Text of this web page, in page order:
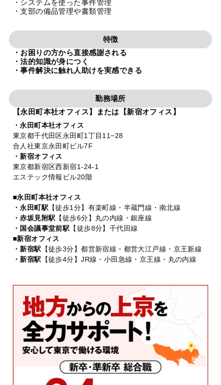
・システムを使った事件管理
・支部の備品管理や書類管理
特徴
・お困りの方から直接感謝される
・法的知識が身につく
・事件解決に触れ人助けを実感できる
勤務場所
【永田町本社オフィス】または【新宿オフィス】
・永田町本社オフィス
東京都千代田区永田町1丁目11−28
合人社東京永田町ビル7F
・新宿オフィス
東京都新宿区西新宿1-24-1
エステック情報ビル20階
■永田町本社オフィス
・永田町駅 【徒歩1分】有楽町線・半蔵門線・南北線
・赤坂見附駅 【徒歩6分】丸の内線・銀座線
・国会議事堂前駅 【徒歩8分】千代田線
■新宿オフィス
・新宿駅 【徒歩3分】都営新宿線・都営大江戸線・京王新線
・新宿駅 【徒歩4分】JR線・小田急線・京王線・丸の内線
TikTok受賞 定義集